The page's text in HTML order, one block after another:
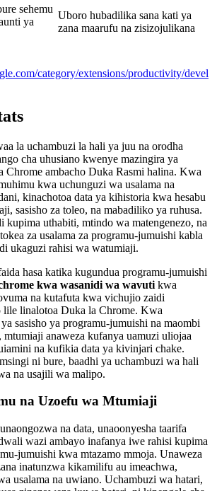
sehemu
ya
Uboro hubadilika sana kati ya
zana maarufu na zisizojulikana
category/extensions/productivity/devel
la uchambuzi la hali ya juu na orodha
cha uhusiano kwenye mazingira ya
Chrome ambacho Duka Rasmi halina. Kwa
kwa uchunguzi wa usalama na
kinachotoa data ya kihistoria kwa hesabu
sasisho za toleo, na mabadiliko ya ruhusa.
kupima uthabiti, mtindo wa matengenezo, na
za usalama za programu-jumuishi kabla
ukaguzi rahisi wa watumiaji.
hasa katika kugundua programu-jumuishi
kwa wasanidi wa wavuti kwa
na kutafuta kwa vichujio zaidi
linalotoa Duka la Chrome. Kwa
sasisho ya programu-jumuishi na maombi
mtumiaji anaweza kufanya uamuzi uliojaa
na kufikia data ya kivinjari chake.
ni bure, baadhi ya uchambuzi wa hali
na usajili wa malipo.
na Uzoefu wa Mtumiaji
na data, unaoonyesha taarifa
wazi ambayo inafanya iwe rahisi kupima
jumuishi kwa mtazamo mmoja. Unaweza
inatunzwa kikamilifu au imeachwa,
usalama na uwiano. Uchambuzi wa hatari,